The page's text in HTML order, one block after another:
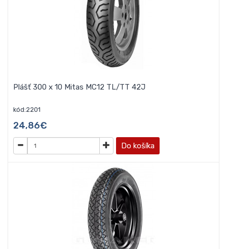
Plášť 300 x 10 Mitas MC12 TL/TT 42J
kód:2201
24,86€
Do košíka